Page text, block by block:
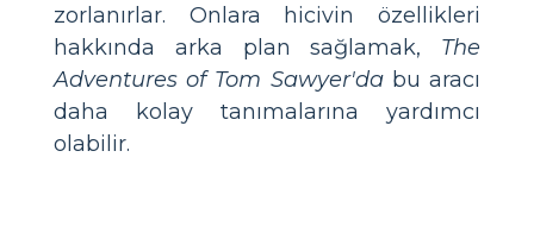
zorlanırlar. Onlara hicivin özellikleri
hakkında arka plan sağlamak, The
Adventures of Tom Sawyer'dabu aracı
daha kolay tanımalarına yardımcı
olabilir.